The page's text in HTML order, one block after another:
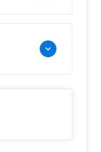
keyboard_arrow_down